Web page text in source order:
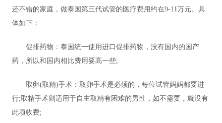
还不错的家庭，做泰国第三代试管的医疗费用约在9-11万元。具
体如下：
促排药物：泰国统一使用进口促排药物，没有国内的国产
药，所以和国内相比费用要高一些;
取卵(取精)手术：取卵手术是必须的，每位试管妈妈都要进
行;取精手术则适用于自主取精有困难的男性，如不需要，就没有
此项收费;